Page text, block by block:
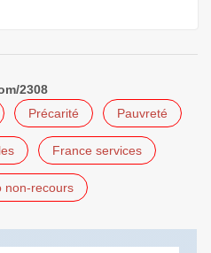
2308
Précarité Pauvreté
France services
non-recours